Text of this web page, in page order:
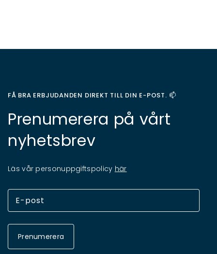
FÅ BRA ERBJUDANDEN DIREKT TILL DIN E-POST. 📫
Prenumerera på vårt
nyhetsbrev
Läs vår personuppgiftspolicy här
Prenumerera